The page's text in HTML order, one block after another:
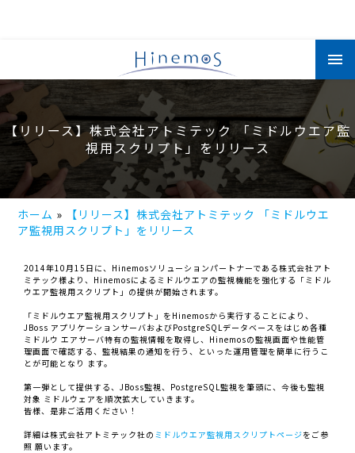
コ
ン
テ
【リリース】株式会社アトミテック 「ミドルウエア監
視用スクリプト」をリリース
ホーム
【リリース】株式会社アトミテック 「ミドルウエ
ア監視用スクリプト」をリリース
2014年10月15日に、Hinemosソリューションパートナーである株式会社アト
ミテック様より、Hinemosによるミドルウエアの監視機能を強化する「ミドル
ウエア監視用スクリプト」の提供が開始されます。
「ミドルウエア監視用スクリプト」をHinemosから実行することにより、
JBoss アプリケーションサーバおよびPostgreSQLデータベースをはじめ各種
ミドルウ エアサーバ特有の監視情報を取得し、Hinemosの監視画面や性能管
理画面で確認する、監視結果の通知を行う、といった運用管理を簡単に行うこ
とが可能となり ます。
第一弾として提供する、JBoss監視、PostgreSQL監視を筆頭に、今後も監視
対象 ミドルウェアを順次拡大していきます。
皆様、是非ご活用ください！
詳細は株式会社アトミテック社の ミドルウエア監視用スクリプトページをご参
照 願います。